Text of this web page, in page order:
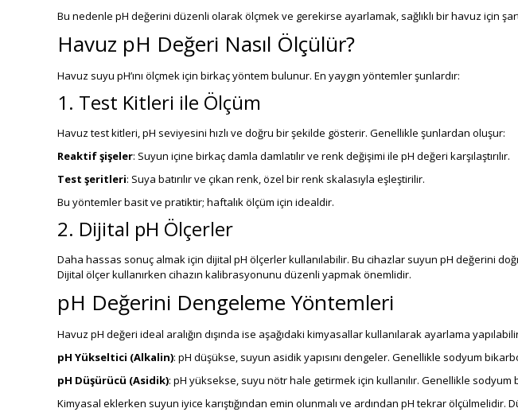
Bu nedenle pH değerini düzenli olarak ölçmek ve gerekirse ayarlamak, sağlıklı bir havuz için
Havuz pH Değeri Nasıl Ölçülür?
Havuz suyu pH’ını ölçmek için birkaç yöntem bulunur. En yaygın yöntemler şunlardır:
1. Test Kitleri ile Ölçüm
Havuz test kitleri, pH seviyesini hızlı ve doğru bir şekilde gösterir. Genellikle şunlardan oluşur:
Reaktif şişeler: Suyun içine birkaç damla damlatılır ve renk değişimi ile pH değeri karşılaştırılır.
Test şeritleri: Suya batırılır ve çıkan renk, özel bir renk skalasıyla eşleştirilir.
Bu yöntemler basit ve pratiktir; haftalık ölçüm için idealdir.
2. Dijital pH Ölçerler
Daha hassas sonuç almak için dijital pH ölçerler kullanılabilir. Bu cihazlar suyun pH değerini
Dijital ölçer kullanırken cihazın kalibrasyonunu düzenli yapmak önemlidir.
pH Değerini Dengeleme Yöntemleri
Havuz pH değeri ideal aralığın dışında ise aşağıdaki kimyasallar kullanılarak ayarlama
pH Yükseltici (Alkalin): pH düşükse, suyun asidik yapısını dengeler. Genellikle sodyum
pH Düşürücü (Asidik): pH yüksekse, suyu nötr hale getirmek için kullanılır. Genellikle
Kimyasal eklerken suyun iyice karıştığından emin olunmalı ve ardından pH tekrar